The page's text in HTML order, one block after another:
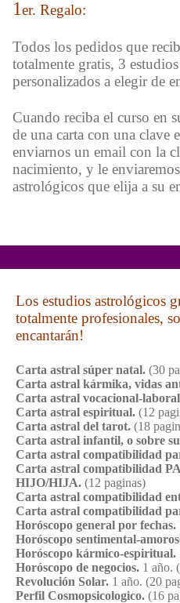
1er. Regalo:
Todos los pedidos que
totalmente gratis, 3
personalizados a elegir de
Cuando reciba el curso en
de una carta con una clave
enviarnos un email con la
nacimiento, y le
astrológicos que elija a su
Los estudios astrológicos
totalmente profesionales,
encantarán!
Carta astral súper natal. (30
Carta astral kármika, vidas
Carta astral vocacional-
Carta astral espiritual. (12
Carta astral del tarot. (18
Carta astral infantil, o sobre
Carta astral compatibilidad
Carta astral compatibilidad
HIJO/HIJA. (12 paginas)
Carta astral compatibilidad
Carta astral compatibilidad
Horóscopo general por fechas.
Horóscopo sentimental-
Horóscopo kármico-espiritual.
Horóscopo de negocios. 1 año.
Revolución Solar. 1 año. (20
Perfil Cosmopsicologico. (16